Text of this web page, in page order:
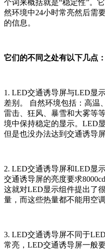
个词来概括就是“稳定性”。
然环境中24小时常亮然后需
的信息。
它们的不同之处有以下几点：
1. LED交通诱导屏与LED显
差别。 自然环境包括：高温
雷击、狂风、暴雪和大雾等
境中保持稳定的显示。LED
但是也没办法达到交通诱导
2. LED交通诱导屏和LED显
交通诱导屏的亮度要求
这就对LED显示组件提出了
量，而这些热量都不能用空
3. LED交通诱导屏不同于
常亮，LED交通诱导屏一般